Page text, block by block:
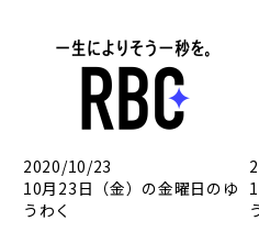
2020/10/23
10月23日（金）の金曜日のゆ
うわく